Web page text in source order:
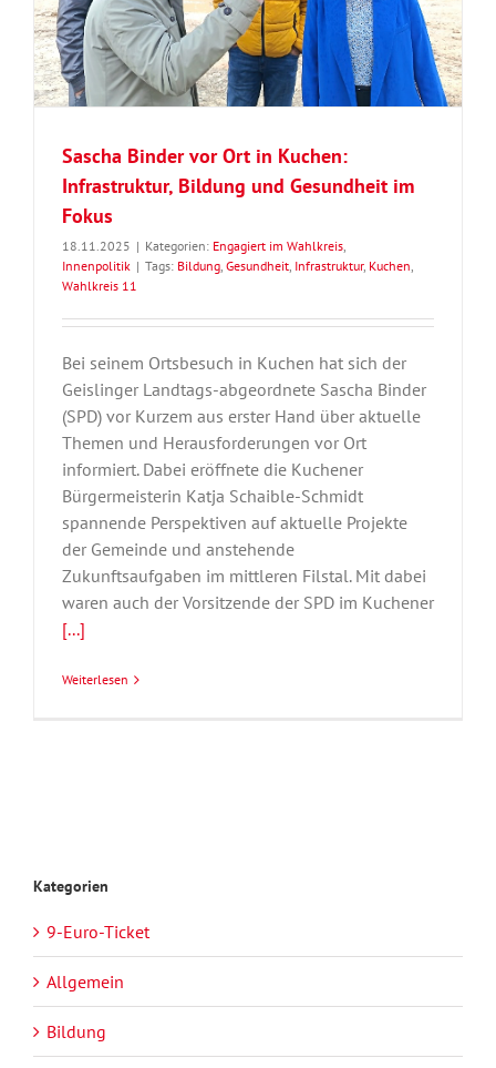
Sascha Binder vor Ort in Kuchen:
Infrastruktur, Bildung und Gesundheit im
Fokus
18.11.2025 | Kategorien: Engagiert im Wahlkreis,
Innenpolitik | Tags: Bildung, Gesundheit, Infrastruktur, Kuchen,
Wahlkreis 11
Bei seinem Ortsbesuch in Kuchen hat sich der
Geislinger Landtags-abgeordnete Sascha Binder
(SPD) vor Kurzem aus erster Hand über aktuelle
Themen und Herausforderungen vor Ort
informiert. Dabei eröffnete die Kuchener
Bürgermeisterin Katja Schaible-Schmidt
spannende Perspektiven auf aktuelle Projekte
der Gemeinde und anstehende
Zukunftsaufgaben im mittleren Filstal. Mit dabei
waren auch der Vorsitzende der SPD im Kuchener
[...]
Weiterlesen
Kategorien
9-Euro-Ticket
Allgemein
Bildung